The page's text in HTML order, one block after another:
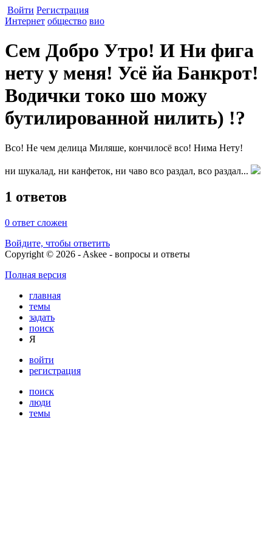
Войти Регистрация
Интернет общество вио
Сем Добро Утро! И Ни фига
нету у меня! Усё йа Банкрот!
Водички токо шо можу
бутилированной нилить) !?
Всо! Не чем делица Миляше, кончилосё всо! Нима Нету!
ни шукалад, ни канфеток, ни чаво всо раздал, всо раздал...
1 ответов
0 ответ сложен
Войдите, чтобы ответить
Copyright © 2026 - Askee - вопросы и ответы
Полная версия
главная
темы
задать
поиск
Я
войти
регистрация
поиск
люди
темы